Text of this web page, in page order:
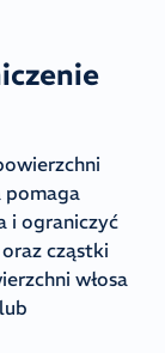
pomaga
i ograniczyć
cząstki
włosa